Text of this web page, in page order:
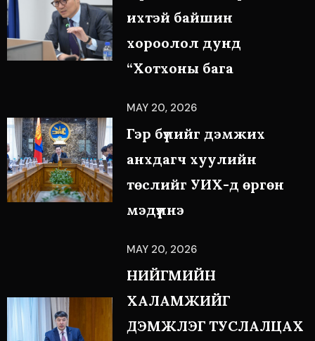
ихтэй байшин
хороолол дунд
“Хотхоны бага
MAY 20, 2026
Гэр бүлийг дэмжих
анхдагч хуулийн
төслийг УИХ-д өргөн
мэдүүлнэ
MAY 20, 2026
НИЙГМИЙН
ХАЛАМЖИЙГ
ДЭМЖЛЭГ ТУСЛАЛЦАХ